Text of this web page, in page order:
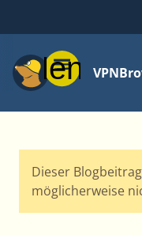
MenüVPN
Dieser
möglicherweise